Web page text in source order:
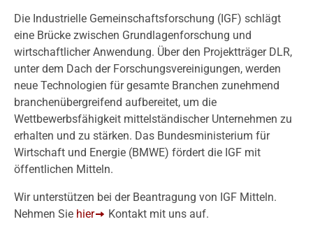
Die Industrielle Gemeinschaftsforschung (IGF) schlägt
eine Brücke zwischen Grundlagenforschung und
wirtschaftlicher Anwendung. Über den Projektträger DLR,
unter dem Dach der Forschungsvereinigungen, werden
neue Technologien für gesamte Branchen zunehmend
branchenübergreifend aufbereitet, um die
Wettbewerbsfähigkeit mittelständischer Unternehmen zu
erhalten und zu stärken. Das Bundesministerium für
Wirtschaft und Energie (BMWE) fördert die IGF mit
öffentlichen Mitteln.
Wir unterstützen bei der Beantragung von IGF Mitteln.
Nehmen Sie hier Kontakt mit uns auf.